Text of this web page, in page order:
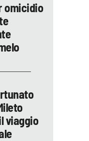
omicidio
viaggio